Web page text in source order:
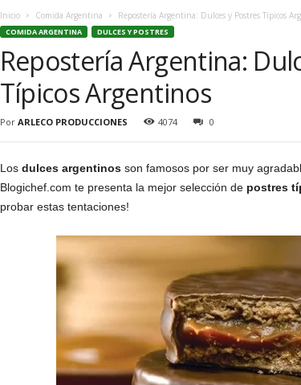
Inicio Comida Argentina Repostería Argentina: Dulces y Postres Típicos
COMIDA ARGENTINA DULCES Y POSTRES
Repostería Argentina:
Típicos Argentinos
Por ARLECO PRODUCCIONES 4074 0
Los dulces argentinosson famosos por ser muy
Blogichef.com te presenta la mejor selección de postres
probar estas tentaciones!